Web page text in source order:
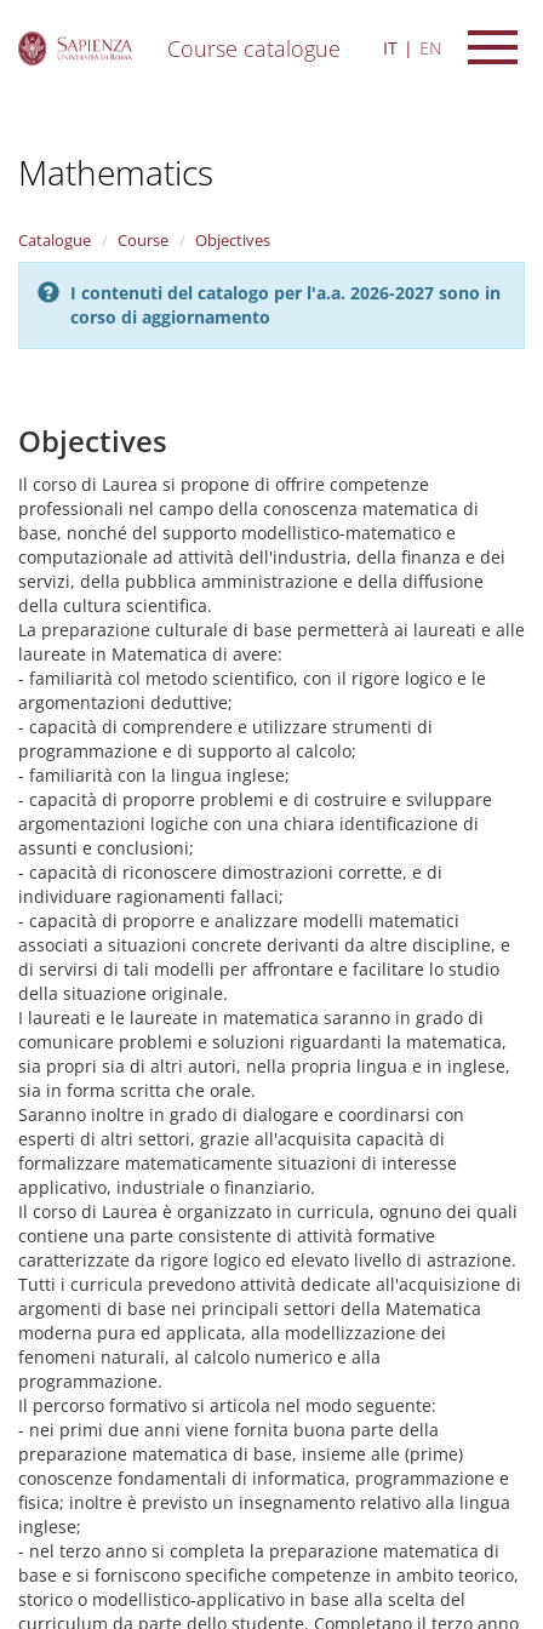
Course catalogue IT EN
Mathematics
Catalogue Course Objectives
I contenuti del catalogo per l'a.a. 2026-2027 sono in
corso di aggiornamento
Objectives
Il corso di Laurea si propone di offrire competenze
professionali nel campo della conoscenza matematica di
base, nonché del supporto modellistico-matematico e
computazionale ad attività dell'industria, della finanza e dei
servizi, della pubblica amministrazione e della diffusione
della cultura scientifica.
La preparazione culturale di base permetterà ai laureati e alle
laureate in Matematica di avere:
- familiarità col metodo scientifico, con il rigore logico e le
argomentazioni deduttive;
- capacità di comprendere e utilizzare strumenti di
programmazione e di supporto al calcolo;
- familiarità con la lingua inglese;
- capacità di proporre problemi e di costruire e sviluppare
argomentazioni logiche con una chiara identificazione di
assunti e conclusioni;
- capacità di riconoscere dimostrazioni corrette, e di
individuare ragionamenti fallaci;
- capacità di proporre e analizzare modelli matematici
associati a situazioni concrete derivanti da altre discipline, e
di servirsi di tali modelli per affrontare e facilitare lo studio
della situazione originale.
I laureati e le laureate in matematica saranno in grado di
comunicare problemi e soluzioni riguardanti la matematica,
sia propri sia di altri autori, nella propria lingua e in inglese,
sia in forma scritta che orale.
Saranno inoltre in grado di dialogare e coordinarsi con
esperti di altri settori, grazie all'acquisita capacità di
formalizzare matematicamente situazioni di interesse
applicativo, industriale o finanziario.
Il corso di Laurea è organizzato in curricula, ognuno dei quali
contiene una parte consistente di attività formative
caratterizzate da rigore logico ed elevato livello di astrazione.
Tutti i curricula prevedono attività dedicate all'acquisizione di
argomenti di base nei principali settori della Matematica
moderna pura ed applicata, alla modellizzazione dei
fenomeni naturali, al calcolo numerico e alla
programmazione.
Il percorso formativo si articola nel modo seguente:
- nei primi due anni viene fornita buona parte della
preparazione matematica di base, insieme alle (prime)
conoscenze fondamentali di informatica, programmazione e
fisica; inoltre è previsto un insegnamento relativo alla lingua
inglese;
- nel terzo anno si completa la preparazione matematica di
base e si forniscono specifiche competenze in ambito teorico,
storico o modellistico-applicativo in base alla scelta del
curriculum da parte dello studente. Completano il terzo anno